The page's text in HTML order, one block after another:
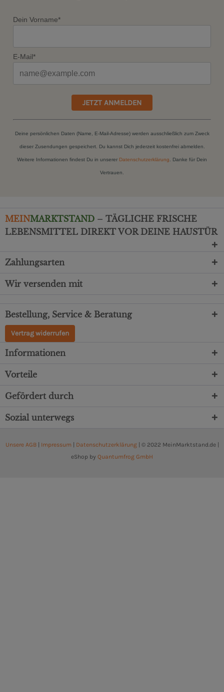
Dein Vorname*
E-Mail*
JETZT ANMELDEN
Deine persönlichen Daten (Name, E-Mail-Adresse) werden ausschließlich zum Zweck
dieser Zusendungen gespeichert. Du kannst Dich jederzeit kostenfrei abmelden.
Weitere Informationen findest Du in unserer Datenschutzerklärung . Danke für Dein
Vertrauen.
MEINMARKTSTAND – TÄGLICHE FRISCHE
LEBENSMITTEL DIREKT VOR DEINE HAUSTÜR
Zahlungsarten
Wir versenden mit
Bestellung, Service & Beratung
Vertrag widerrufen
Informationen
Vorteile
Gefördert durch
Sozial unterwegs
Unsere AGB| Impressum Datenschutzerklärung| © 2022 MeinMarktstand.de |
eShop by Quantumfrog GmbH